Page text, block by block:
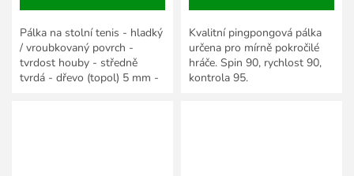
Pálka na stolní tenis - hladký
/ vroubkovaný povrch -
tvrdost houby - středně
tvrdá - dřevo (topol) 5 mm -
Kvalitní pingpongová pálka
určena pro mírně pokročilé
hráče. Spin 90, rychlost 90,
kontrola 95.